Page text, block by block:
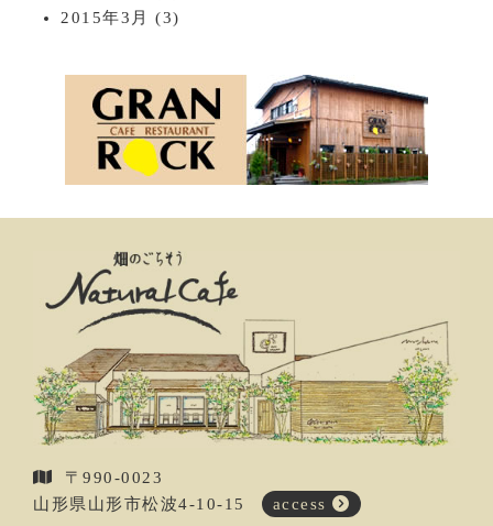
2015年3月
(3)
〒990-0023
山形県山形市松波4-10-15
access